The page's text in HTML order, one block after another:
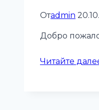
Отadmin
Добро
Читайте